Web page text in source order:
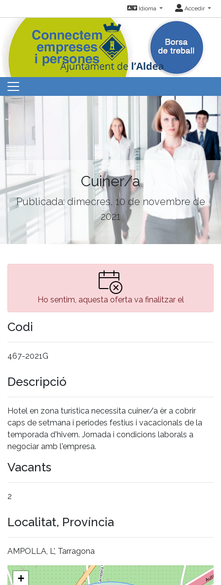
Idioma Accedir
Cuiner/a
Publicada: dimecres, 10 de novembre de
2021
Ho sentim, aquesta oferta va finalitzar el
Codi
467-2021G
Descripció
Hotel en zona turística necessita cuiner/a èr a cobrir
caps de setmana i periodes festius i vacacionals de la
temporada d'hivern. Jornada i condicions laborals a
negociar amb l'empresa.
Vacants
2
Localitat, Província
AMPOLLA, L', Tarragona
+